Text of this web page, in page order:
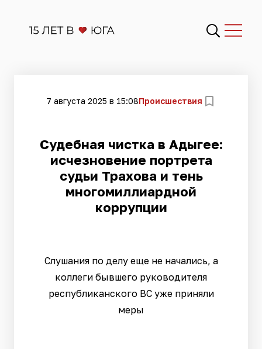
7 августа 2025 в 15:08Происшествия
Судебная чистка в Адыгее:
исчезновение портрета
судьи Трахова и тень
многомиллиардной
коррупции
Слушания по делу еще не начались, а
коллеги бывшего руководителя
республиканского ВС уже приняли
меры